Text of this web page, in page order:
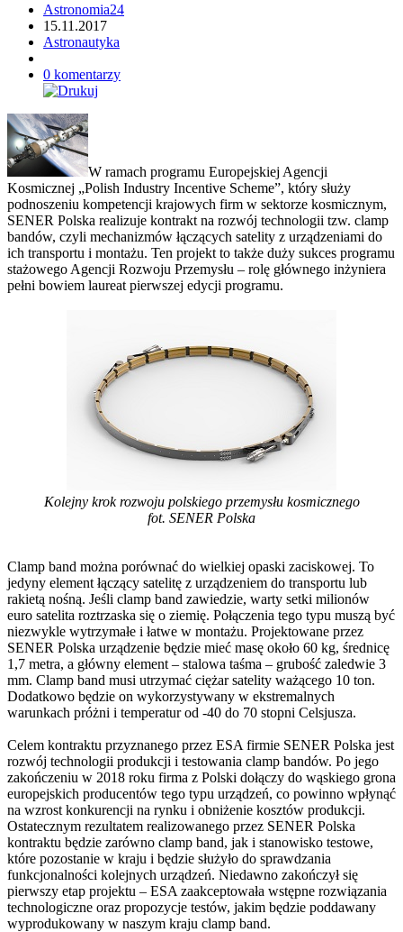
Astronomia24
15.11.2017
Astronautyka
0 komentarzy
W ramach programu Europejskiej Agencji
Kosmicznej „Polish Industry Incentive Scheme”, który służy
podnoszeniu kompetencji krajowych firm w sektorze kosmicznym,
SENER Polska realizuje kontrakt na rozwój technologii tzw. clamp
bandów, czyli mechanizmów łączących satelity z urządzeniami do
ich transportu i montażu. Ten projekt to także duży sukces programu
stażowego Agencji Rozwoju Przemysłu – rolę głównego inżyniera
pełni bowiem laureat pierwszej edycji programu.
Kolejny krok rozwoju polskiego przemysłu kosmicznego
fot. SENER Polska
Clamp band można porównać do wielkiej opaski zaciskowej. To
jedyny element łączący satelitę z urządzeniem do transportu lub
rakietą nośną. Jeśli clamp band zawiedzie, warty setki milionów
euro satelita roztrzaska się o ziemię. Połączenia tego typu muszą być
niezwykle wytrzymałe i łatwe w montażu. Projektowane przez
SENER Polska urządzenie będzie mieć masę około 60 kg, średnicę
1,7 metra, a główny element – stalowa taśma – grubość zaledwie 3
mm. Clamp band musi utrzymać ciężar satelity ważącego 10 ton.
Dodatkowo będzie on wykorzystywany w ekstremalnych
warunkach próżni i temperatur od -40 do 70 stopni Celsjusza.
Celem kontraktu przyznanego przez ESA firmie SENER Polska jest
rozwój technologii produkcji i testowania clamp bandów. Po jego
zakończeniu w 2018 roku firma z Polski dołączy do wąskiego grona
europejskich producentów tego typu urządzeń, co powinno wpłynąć
na wzrost konkurencji na rynku i obniżenie kosztów produkcji.
Ostatecznym rezultatem realizowanego przez SENER Polska
kontraktu będzie zarówno clamp band, jak i stanowisko testowe,
które pozostanie w kraju i będzie służyło do sprawdzania
funkcjonalności kolejnych urządzeń. Niedawno zakończył się
pierwszy etap projektu – ESA zaakceptowała wstępne rozwiązania
technologiczne oraz propozycje testów, jakim będzie poddawany
wyprodukowany w naszym kraju clamp band.